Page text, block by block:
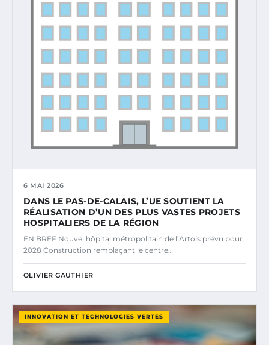
6 MAI 2026
DANS LE PAS-DE-CALAIS, L’UE SOUTIENT LA
RÉALISATION D’UN DES PLUS VASTES PROJETS
HOSPITALIERS DE LA RÉGION
EN BREF Nouvel hôpital métropolitain de l’Artois prévu pour
2028 Construction remplaçant le centre…
OLIVIER GAUTHIER
INNOVATION ET TECHNOLOGIES VERTES